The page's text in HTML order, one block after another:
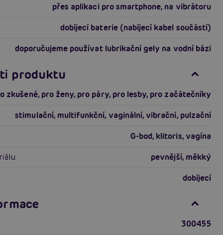
přes aplikaci pro smartphone, na vibrátoru
dobíjecí baterie (nabíjecí kabel součástí)
doporučujeme používat lubrikační gely na vodní bázi
produktu
zkušené, pro ženy, pro páry, pro lesby, pro začátečníky
stimulační, multifunkční, vaginální, vibrační, pulzační
G-bod, klitoris, vagína
pevnější, měkký
dobíjecí
300455